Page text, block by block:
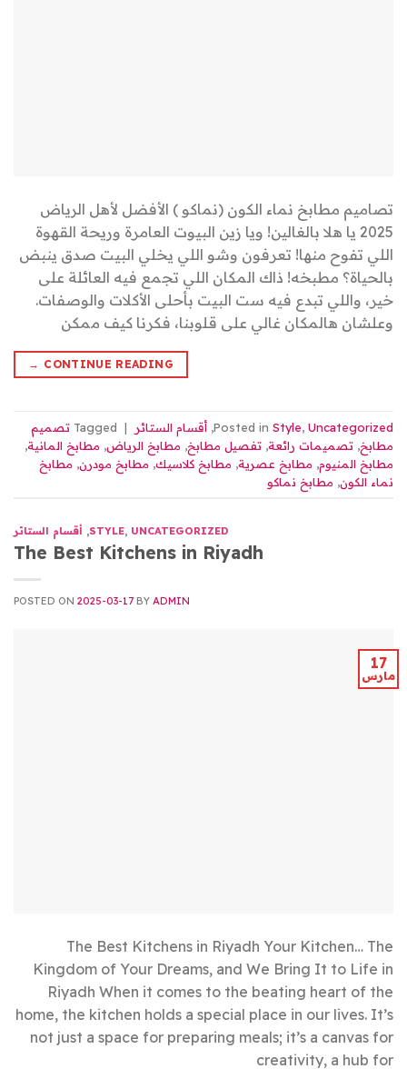
تصاميم مطابخ نماء الكون (نماكو ) الأفضل لأهل الرياض
2025 يا هلا بالغالين! ويا زين البيوت العامرة وريحة القهوة
اللي تفوح منها! تعرفون وشو اللي يخلي البيت صدق ينبض
بالحياة؟ مطبخه! ذاك المكان اللي تجمع فيه العائلة على
خير، واللي تبدع فيه ست البيت بأحلى الأكلات والوصفات.
وعلشان هالمكان غالي على قلوبنا، فكرنا كيف ممكن
CONTINUE READING
→
Posted in Style, Uncategorized
, أقسام الستائر |
Tagged تصميم
مطابخ, تصميمات رائعة, تفصيل مطابخ, مطابخ الرياض, مطابخ المانية,
مطابخ المنيوم, مطابخ عصرية, مطابخ كلاسيك, مطابخ مودرن, مطابخ
نماء الكون, مطابخ نماكو
STYLE, UNCATEGORIZED
, أقسام الستائر
The Best Kitchens in Riyadh
POSTED ON 2025-03-17 BY ADMIN
17
مارس
The Best Kitchens in Riyadh Your Kitchen… The
Kingdom of Your Dreams, and We Bring It to Life in
Riyadh When it comes to the beating heart of the
home, the kitchen holds a special place in our lives. It’s
not just a space for preparing meals; it’s a canvas for
creativity, a hub for